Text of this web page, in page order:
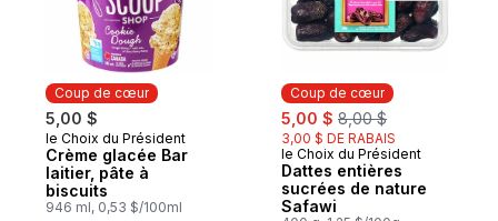
Coup de cœur
5,00 $
Coup de cœur
le Choix du Président
Crème glacée Bar
laitier, pâte à
biscuits
946 ml, 0,53 $/100ml
Coup de cœur
sale:
5,00 $ , formerly:
8,00 $
3,00 $ DE RABAIS
Coup de cœur
le Choix du Président
Dattes entières
sucrées de nature
Safawi